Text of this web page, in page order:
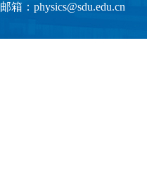
邮箱：physics@sdu.edu.cn